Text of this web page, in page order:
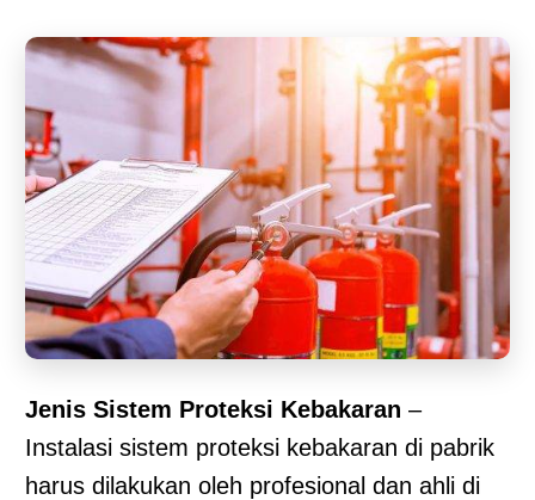
Jenis Sistem Proteksi Kebakaran –
Instalasi sistem proteksi kebakaran di pabrik
harus dilakukan oleh profesional dan ahli di